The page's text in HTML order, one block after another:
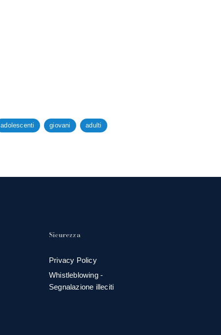
adolescenti giovani adulti
Sicurezza
Privacy Policy
Whistleblowing -
Segnalazione illeciti